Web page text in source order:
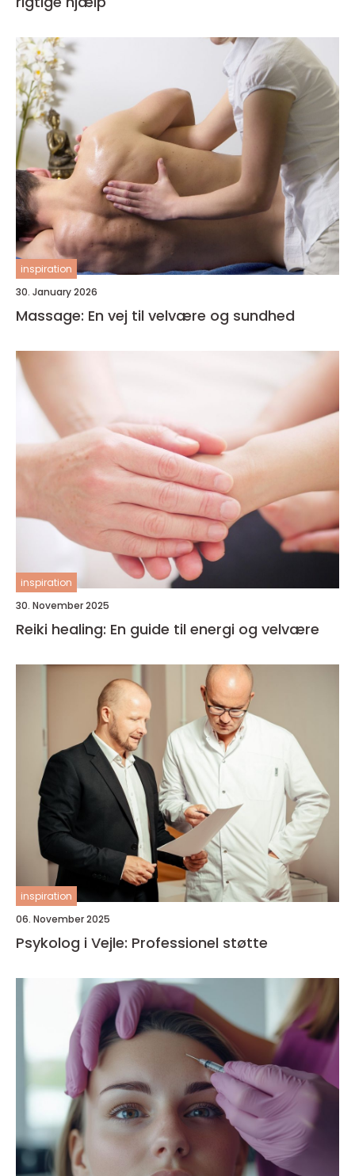
inspiration
30. January 2026
Massage: En vej til velvære og sundhed
inspiration
30. November 2025
Reiki healing: En guide til energi og velvære
inspiration
06. November 2025
Psykolog i Vejle: Professionel støtte